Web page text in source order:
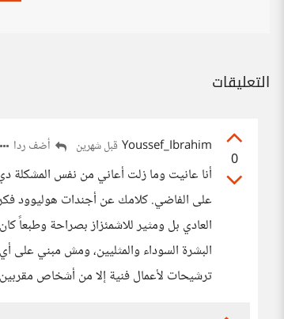
التعليقات
0
Youssef_Ibrahim قبل شهرين أضف ردا
أنا عانيت وما زلت أعاني من نفس المشكلة
العادي بل ومثير للاشمئزاز بصراحة وطبعاً
البشرة السوداء والمثليين، ومش مبني
ترشيحات لأعمال فنية إلا من أشخاص